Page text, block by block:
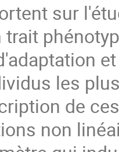
sur
les
de
non